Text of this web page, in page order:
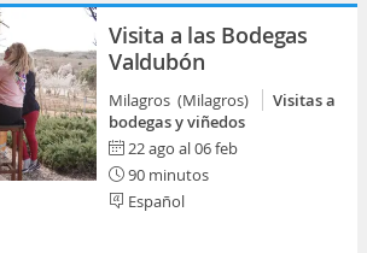
Visita a las Bodegas
Valdubón
Milagros (Milagros)
Visitas a
bodegas y viñedos
22 ago al 06 feb
90 minutos
Español